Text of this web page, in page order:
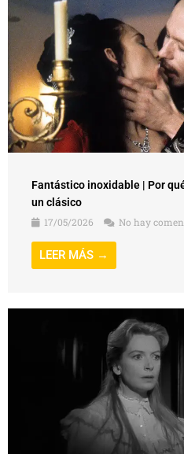
Fantástico inoxidable | Por
un clásico
17/05/2026
No hay
LEER MÁS →